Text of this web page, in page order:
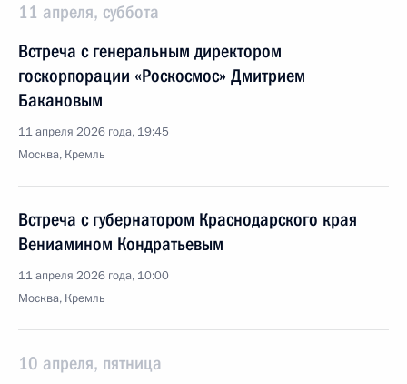
11 апреля, суббота
Встреча с генеральным директором
госкорпорации «Роскосмос» Дмитрием
Бакановым
11 апреля 2026 года, 19:45
Москва, Кремль
Встреча с губернатором Краснодарского края
Вениамином Кондратьевым
11 апреля 2026 года, 10:00
Москва, Кремль
10 апреля, пятница